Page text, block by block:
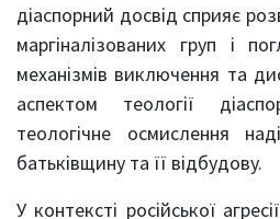
діаспорний досвід сприяє
маргіналізованих груп і
механізмів виключення та
аспектом теології
теологічне осмислення
батьківщину та її відбудову.
У контексті російської